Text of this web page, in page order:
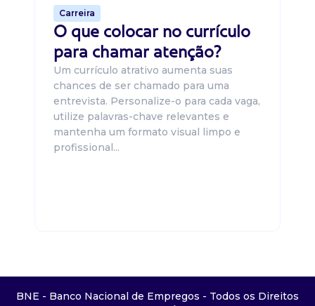
Carreira
O que colocar no currículo
para chamar atenção?
Um currículo atrativo aumenta suas
chances de ser chamado para uma
entrevista. Personalize-o para cada vaga,
utilize palavras-chave relevantes e
mantenha um formato visual limpo e
profissional...
BNE - Banco Nacional de Empregos - Todos os Direitos